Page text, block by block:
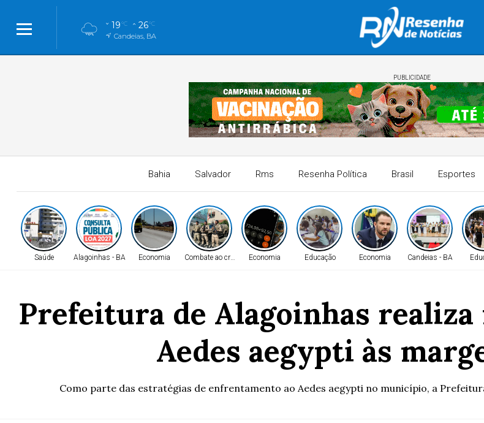
19°C 26°C
Candeias, BA
PUBLICIDADE
Bahia Salvador Rms Resenha Política Brasil Esportes
Saúde Alagoinhas - BA Economia Combate ao crime! Economia Educação Economia Candeias - BA
Prefeitura de Alagoinhas
Aedes aegypti às
Como parte das estratégias de enfrentamento ao Aedes aegypti no município, a